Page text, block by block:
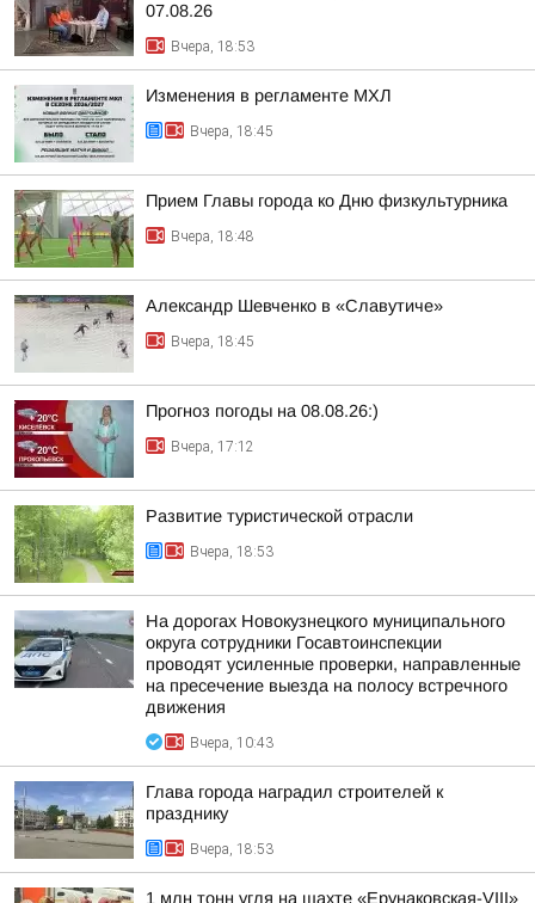
07.08.26
Вчера, 18:53
Изменения в регламенте МХЛ
Вчера, 18:45
Прием Главы города ко Дню физкультурника
Вчера, 18:48
Александр Шевченко в «Славутиче»
Вчера, 18:45
Прогноз погоды на 08.08.26:)
Вчера, 17:12
Развитие туристической отрасли
Вчера, 18:53
На дорогах Новокузнецкого муниципального
округа сотрудники Госавтоинспекции
проводят усиленные проверки, направленные
на пресечение выезда на полосу встречного
движения
Вчера, 10:43
Глава города наградил строителей к
празднику
Вчера, 18:53
1 млн тонн угля на шахте «Ерунаковская-VIII»